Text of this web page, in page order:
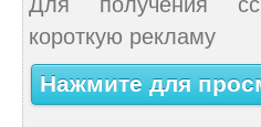
короткую рекламу
Нажмите для